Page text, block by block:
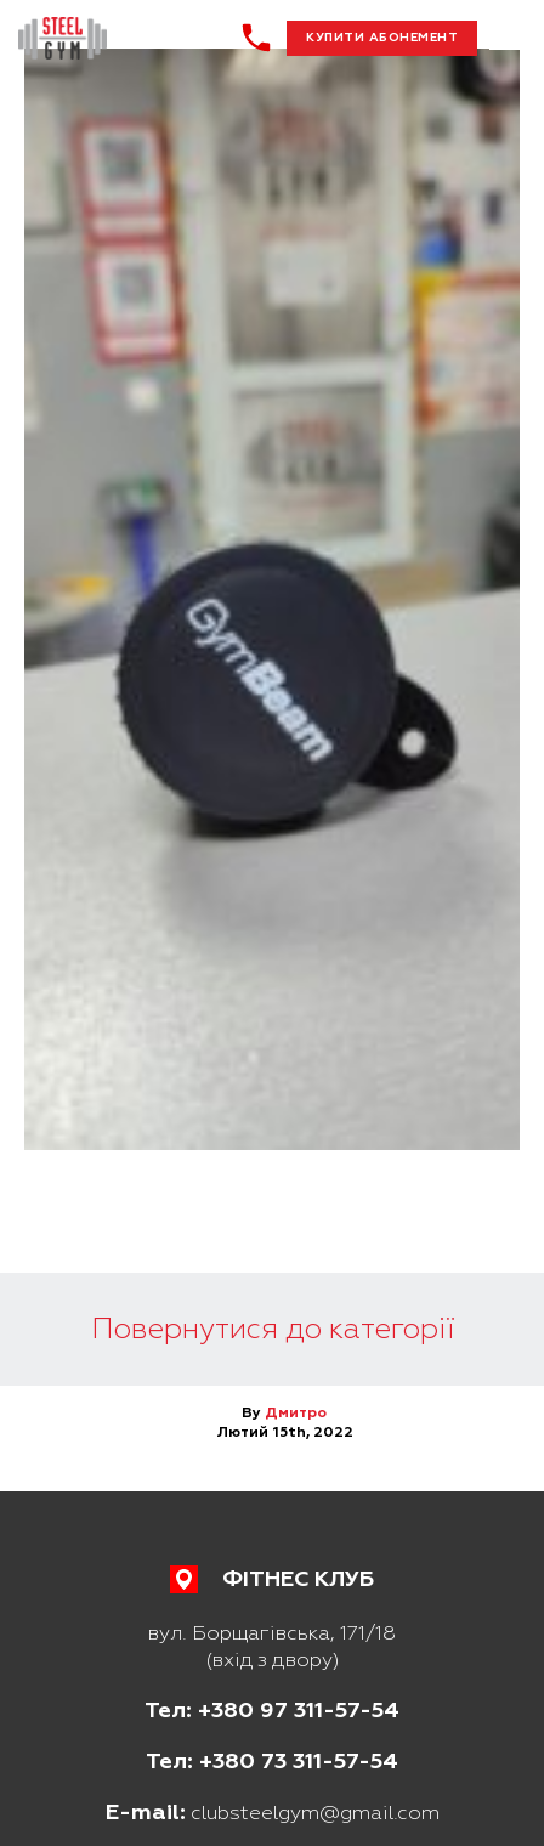
КУПИТИ АБОНЕМЕНТ
Повернутися до категорії
By Дмитро
Лютий 15th, 2022
ФІТНЕС КЛУБ
вул. Борщагівська, 171/18
(вхід з двору)
Тел: +380 97 311-57-54
Тел: +380 73 311-57-54
E-mail: clubsteelgym@gmail.com